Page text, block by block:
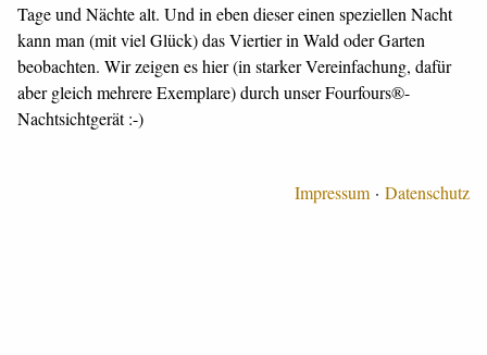
Tage und Nächte alt. Und in eben dieser einen speziellen Nacht
kann man (mit viel Glück) das Viertier in Wald oder Garten
beobachten. Wir zeigen es hier (in starker Vereinfachung, dafür
aber gleich mehrere Exemplare) durch unser Fourfours®-
Nachtsichtgerät :-)
Impressum Datenschutz